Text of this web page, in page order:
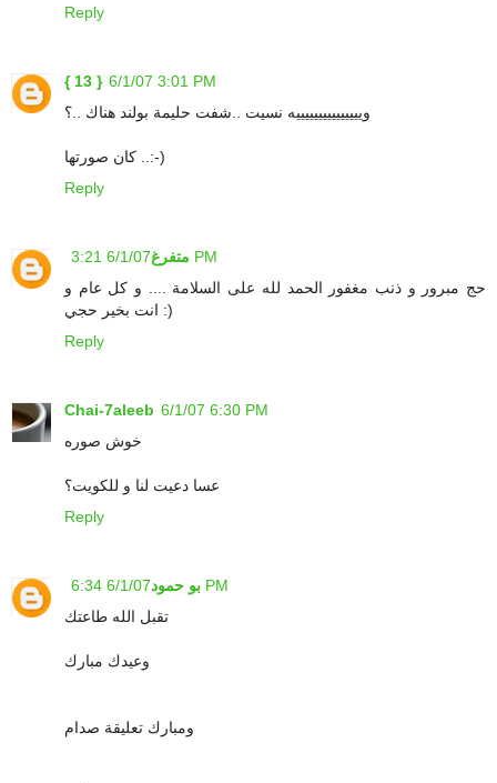
Reply
{ 13 } 6/1/07 3:01 PM
ويييييييييييييييه نسيت ..شفت حليمة بولند هناك ..؟
كان صورتها ..:-)
Reply
متفرغ 6/1/07 3:21 PM
حج مبرور و ذنب مغفور الحمد لله على السلامة .... و كل عام و
انت بخير حجي :)
Reply
Chai-7aleeb 6/1/07 6:30 PM
خوش صوره
عسا دعيت لنا و للكويت؟
Reply
بو حمود 6/1/07 6:34 PM
تقبل الله طاعتك
وعيدك مبارك
ومبارك تعليقة صدام